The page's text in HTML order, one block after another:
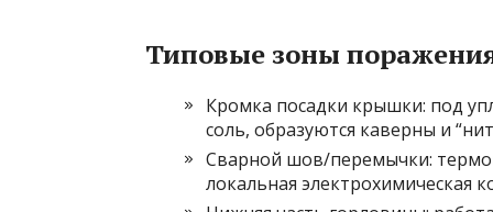
Типовые зоны
Кромка посадки крышки: под
соль, образуются каверны и
Сварной шов/перемычки:
локальная электрохимическая